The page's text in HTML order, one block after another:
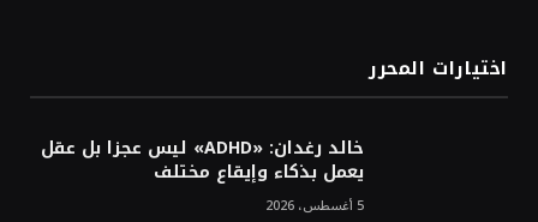
اختيارات المحرر
خالد رغدان: «ADHD» ليس عجزا بل عقل
يعمل بذكاء وإيقاع مختلف
5 أغسطس، 2026